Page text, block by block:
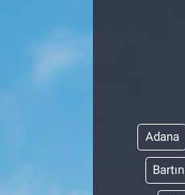
Adana
Bartın
Sağlıklı Yaşam